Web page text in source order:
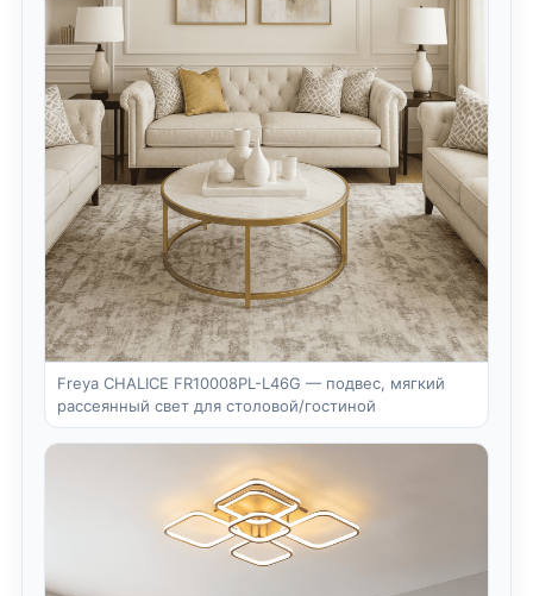
Freya CHALICE FR10008PL-L46G — подвес, мягкий
рассеянный свет для столовой/гостиной